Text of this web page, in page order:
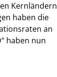
Kernländern
haben die
an
haben nun